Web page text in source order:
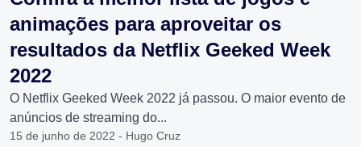
animações para aproveitar os
resultados da Netflix Geeked Week
2022
O Netflix Geeked Week 2022 já passou. O maior evento de
anúncios de streaming do...
15 de junho de 2022 - Hugo Cruz